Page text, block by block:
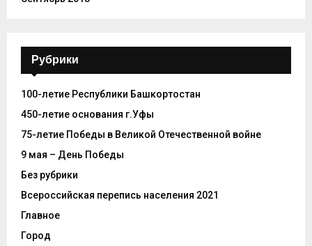
Рубрики
100-летие Республики Башкортостан
450-летие основания г.Уфы
75-летие Победы в Великой Отечественной войне
9 мая – День Победы
Без рубрики
Всероссийская перепись населения 2021
Главное
Город